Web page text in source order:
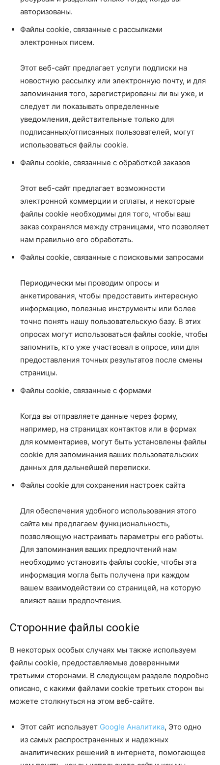
авторизованы.
Файлы cookie, связанные с рассылками
электронных писем.
Этот веб-сайт предлагает услуги подписки на
новостную рассылку или электронную почту, и для
запоминания того, зарегистрированы ли вы уже, и
следует ли показывать определенные
уведомления, действительные только для
подписанных/отписанных пользователей, могут
использоваться файлы cookie.
Файлы cookie, связанные с обработкой заказов
Этот веб-сайт предлагает возможности
электронной коммерции и оплаты, и некоторые
файлы cookie необходимы для того, чтобы ваш
заказ сохранялся между страницами, что позволяет
нам правильно его обработать.
Файлы cookie, связанные с поисковыми запросами
Периодически мы проводим опросы и
анкетирования, чтобы предоставить интересную
информацию, полезные инструменты или более
точно понять нашу пользовательскую базу. В этих
опросах могут использоваться файлы cookie, чтобы
запомнить, кто уже участвовал в опросе, или для
предоставления точных результатов после смены
страницы.
Файлы cookie, связанные с формами
Когда вы отправляете данные через форму,
например, на страницах контактов или в формах
для комментариев, могут быть установлены файлы
cookie для запоминания ваших пользовательских
данных для дальнейшей переписки.
Файлы cookie для сохранения настроек сайта
Для обеспечения удобного использования этого
сайта мы предлагаем функциональность,
позволяющую настраивать параметры его работы.
Для запоминания ваших предпочтений нам
необходимо установить файлы cookie, чтобы эта
информация могла быть получена при каждом
вашем взаимодействии со страницей, на которую
влияют ваши предпочтения.
Сторонние файлы cookie
В некоторых особых случаях мы также используем
файлы cookie, предоставляемые доверенными
третьими сторонами. В следующем разделе подробно
описано, с какими файлами cookie третьих сторон вы
можете столкнуться на этом веб-сайте.
Этот сайт использует Google Аналитика, Это одно
из самых распространенных и надежных
аналитических решений в интернете, помогающее